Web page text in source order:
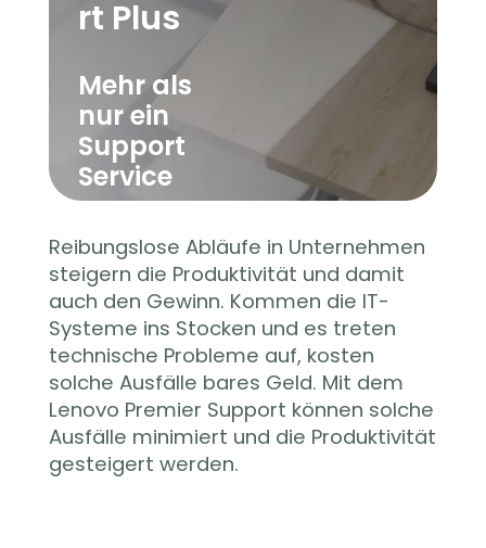
rt Plus
Mehr als
nur ein
Support
Service
Reibungslose Abläufe in Unternehmen
steigern die Produktivität und damit
auch den Gewinn. Kommen die IT-
Systeme ins Stocken und es treten
technische Probleme auf, kosten
solche Ausfälle bares Geld. Mit dem
Lenovo Premier Support können solche
Ausfälle minimiert und die Produktivität
gesteigert werden.